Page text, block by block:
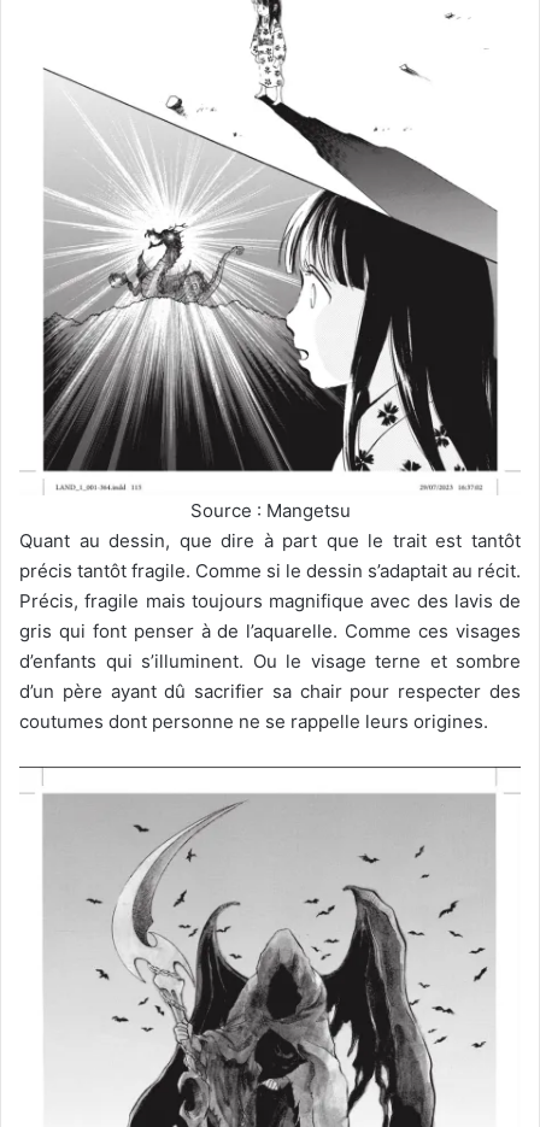
Source : Mangetsu
Quant au dessin, que dire à part que le trait est tantôt
précis tantôt fragile. Comme si le dessin s’adaptait au récit.
Précis, fragile mais toujours magnifique avec des lavis de
gris qui font penser à de l’aquarelle. Comme ces visages
d’enfants qui s’illuminent. Ou le visage terne et sombre
d’un père ayant dû sacrifier sa chair pour respecter des
coutumes dont personne ne se rappelle leurs origines.